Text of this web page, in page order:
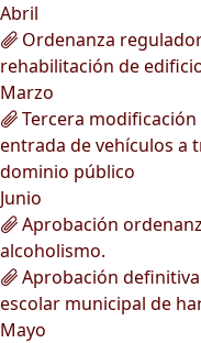
Abril
Ordenanza
rehabilitación de
Marzo
Tercera
entrada de vehículos a
dominio público
Junio
Aprobación
alcoholismo.
Aprobación
escolar municipal de
Mayo